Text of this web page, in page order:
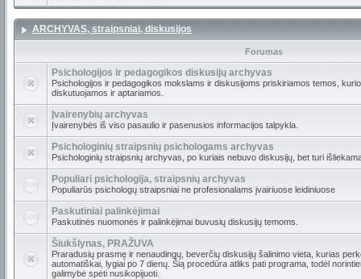
ARCHYVAS, straipsniai, diskusijos
Forumas
Psichologijos ir pedagogikos diskusijų archyvas
Psichologijos ir pedagogikos mokslams ir diskusijoms priskiriamos temos,
diskutuojamos ir aptariamos.
Įvairenybių archyvas
Įvairenybės iš viso pasaulio ir pasenusios informacijos talpykla.
Psichologinių straipsnių psichologams archyvas
Psichologinių straipsnių archyvas, po kuriais nebuvo diskusijų, bet turi
Populiari psichologija, straipsnių archyvas
Populiarūs psichologų straipsniai ne profesionalams įvairiuose leidiniuose
Paskutiniai palinkėjimai
Paskutinės nuomonės ir palinkėjimai buvusių diskusijų temoms.
Šiukšlynas, PRAŽUVA
Praradusių prasmę ir nenaudingų, beverčių diskusijų šalinimo vieta, kurias
automatiškai, lygiai po 7 dienų. Šią procedūra atliks pati programa, todėl
galimybė spėti nusikopijuoti.